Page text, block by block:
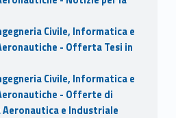
Civile, Informatica e
- Offerta Tesi in
Civile, Informatica e
- Offerte di
Aeronautica e Industriale